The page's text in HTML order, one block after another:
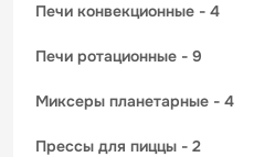
печи конвекционные - 4
печи ротационные - 9
миксеры планетарные - 4
прессы для пиццы - 2